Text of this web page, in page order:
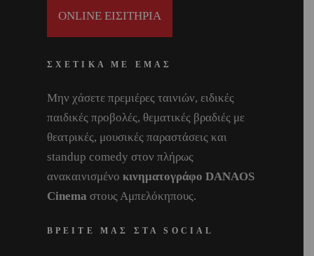
ONLINE ΕΙΣΙΤΗΡΙΑ
ΣΧΕΤΙΚΑ ΜΕ ΕΜΑΣ
Μην χάσετε πρεμιέρες ταινιών, ειδικές
παιδικές προβολές, θεματικές βραδιές με
θεατρικές, μουσικές παραστάσεις και
standup comedy στον πλήρως
ανακαινισμένο κινηματογράφο DANAOS
Cinema στους Αμπελόκηπους.
ΒΡΕΙΤΕ ΜΑΣ ΣΤΑ SOCIAL